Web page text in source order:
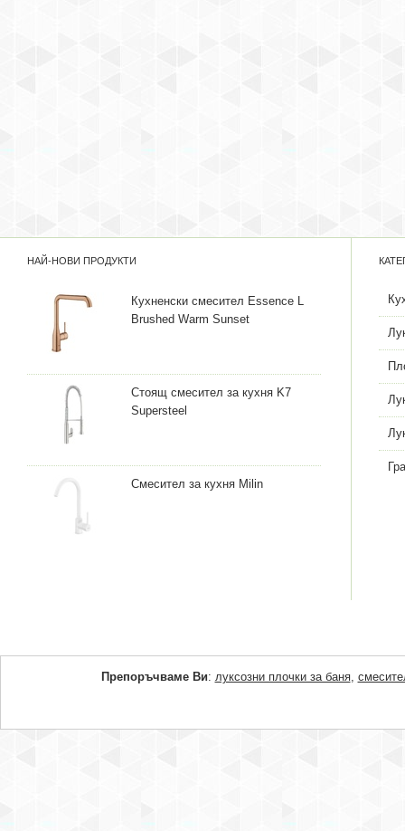
НАЙ-НОВИ ПРОДУКТИ
Кухненски смесител Essence L
Brushed Warm Sunset
Стоящ смесител за кухня K7
Supersteel
Смесител за кухня Milin
Препоръчваме Ви: луксозни плочки за баня,